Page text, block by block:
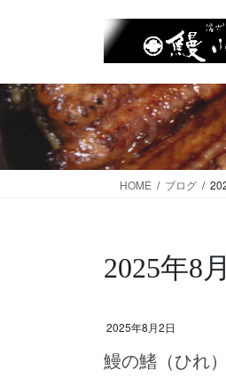
ツ
移
シ
ン
HOME ブログ
2025年8月
2025年8月2日
鰻の鰭（ひれ